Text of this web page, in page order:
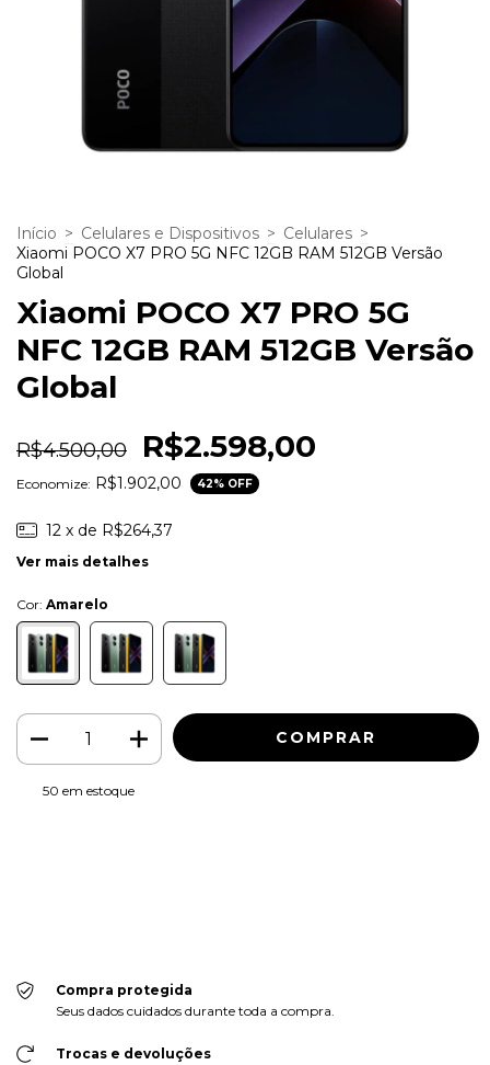
Início > Celulares e Dispositivos > Celulares >
Xiaomi POCO X7 PRO 5G NFC 12GB RAM 512GB Versão
Global
Xiaomi POCO X7 PRO 5G
NFC 12GB RAM 512GB Versão
Global
R$4.500,00 R$2.598,00
Economize: R$1.902,00 42% OFF
12 x de R$264,37
Ver mais detalhes
Cor: Amarelo
50 em estoque
Compra protegida
Seus dados cuidados durante toda a compra.
Trocas e devoluções